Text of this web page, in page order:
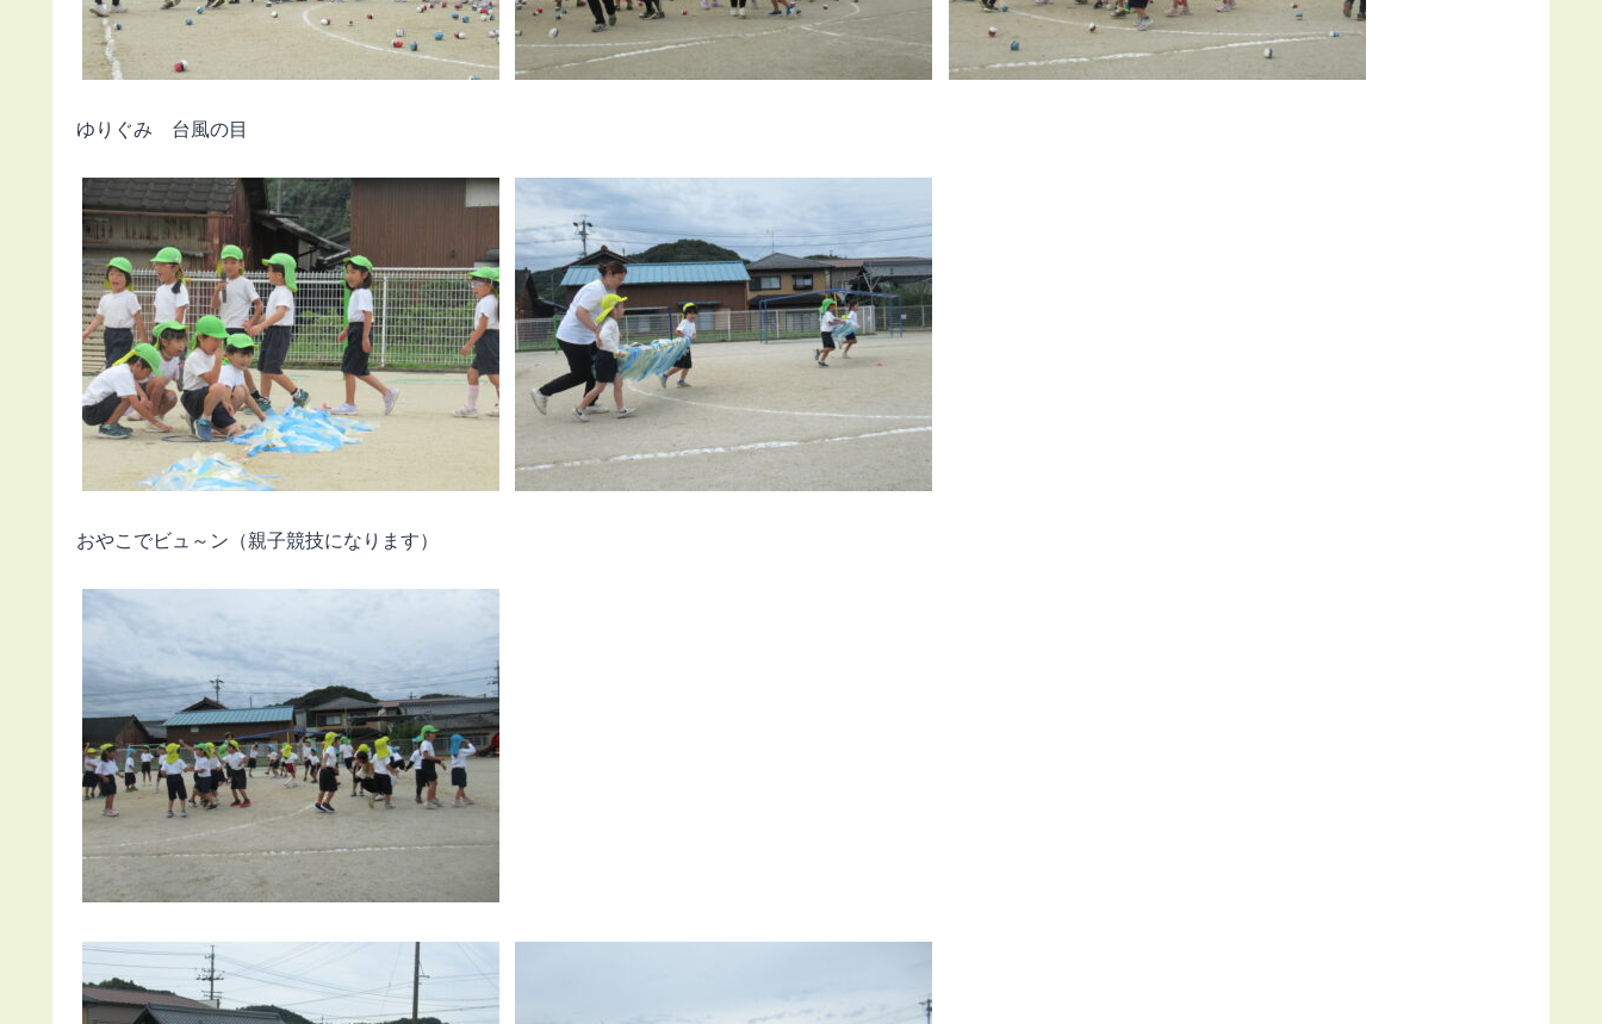
ゆりぐみ 台風の目
おやこでビュ～ン（親子競技になります）